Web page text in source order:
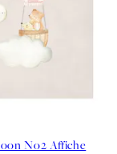
No2 Affiche